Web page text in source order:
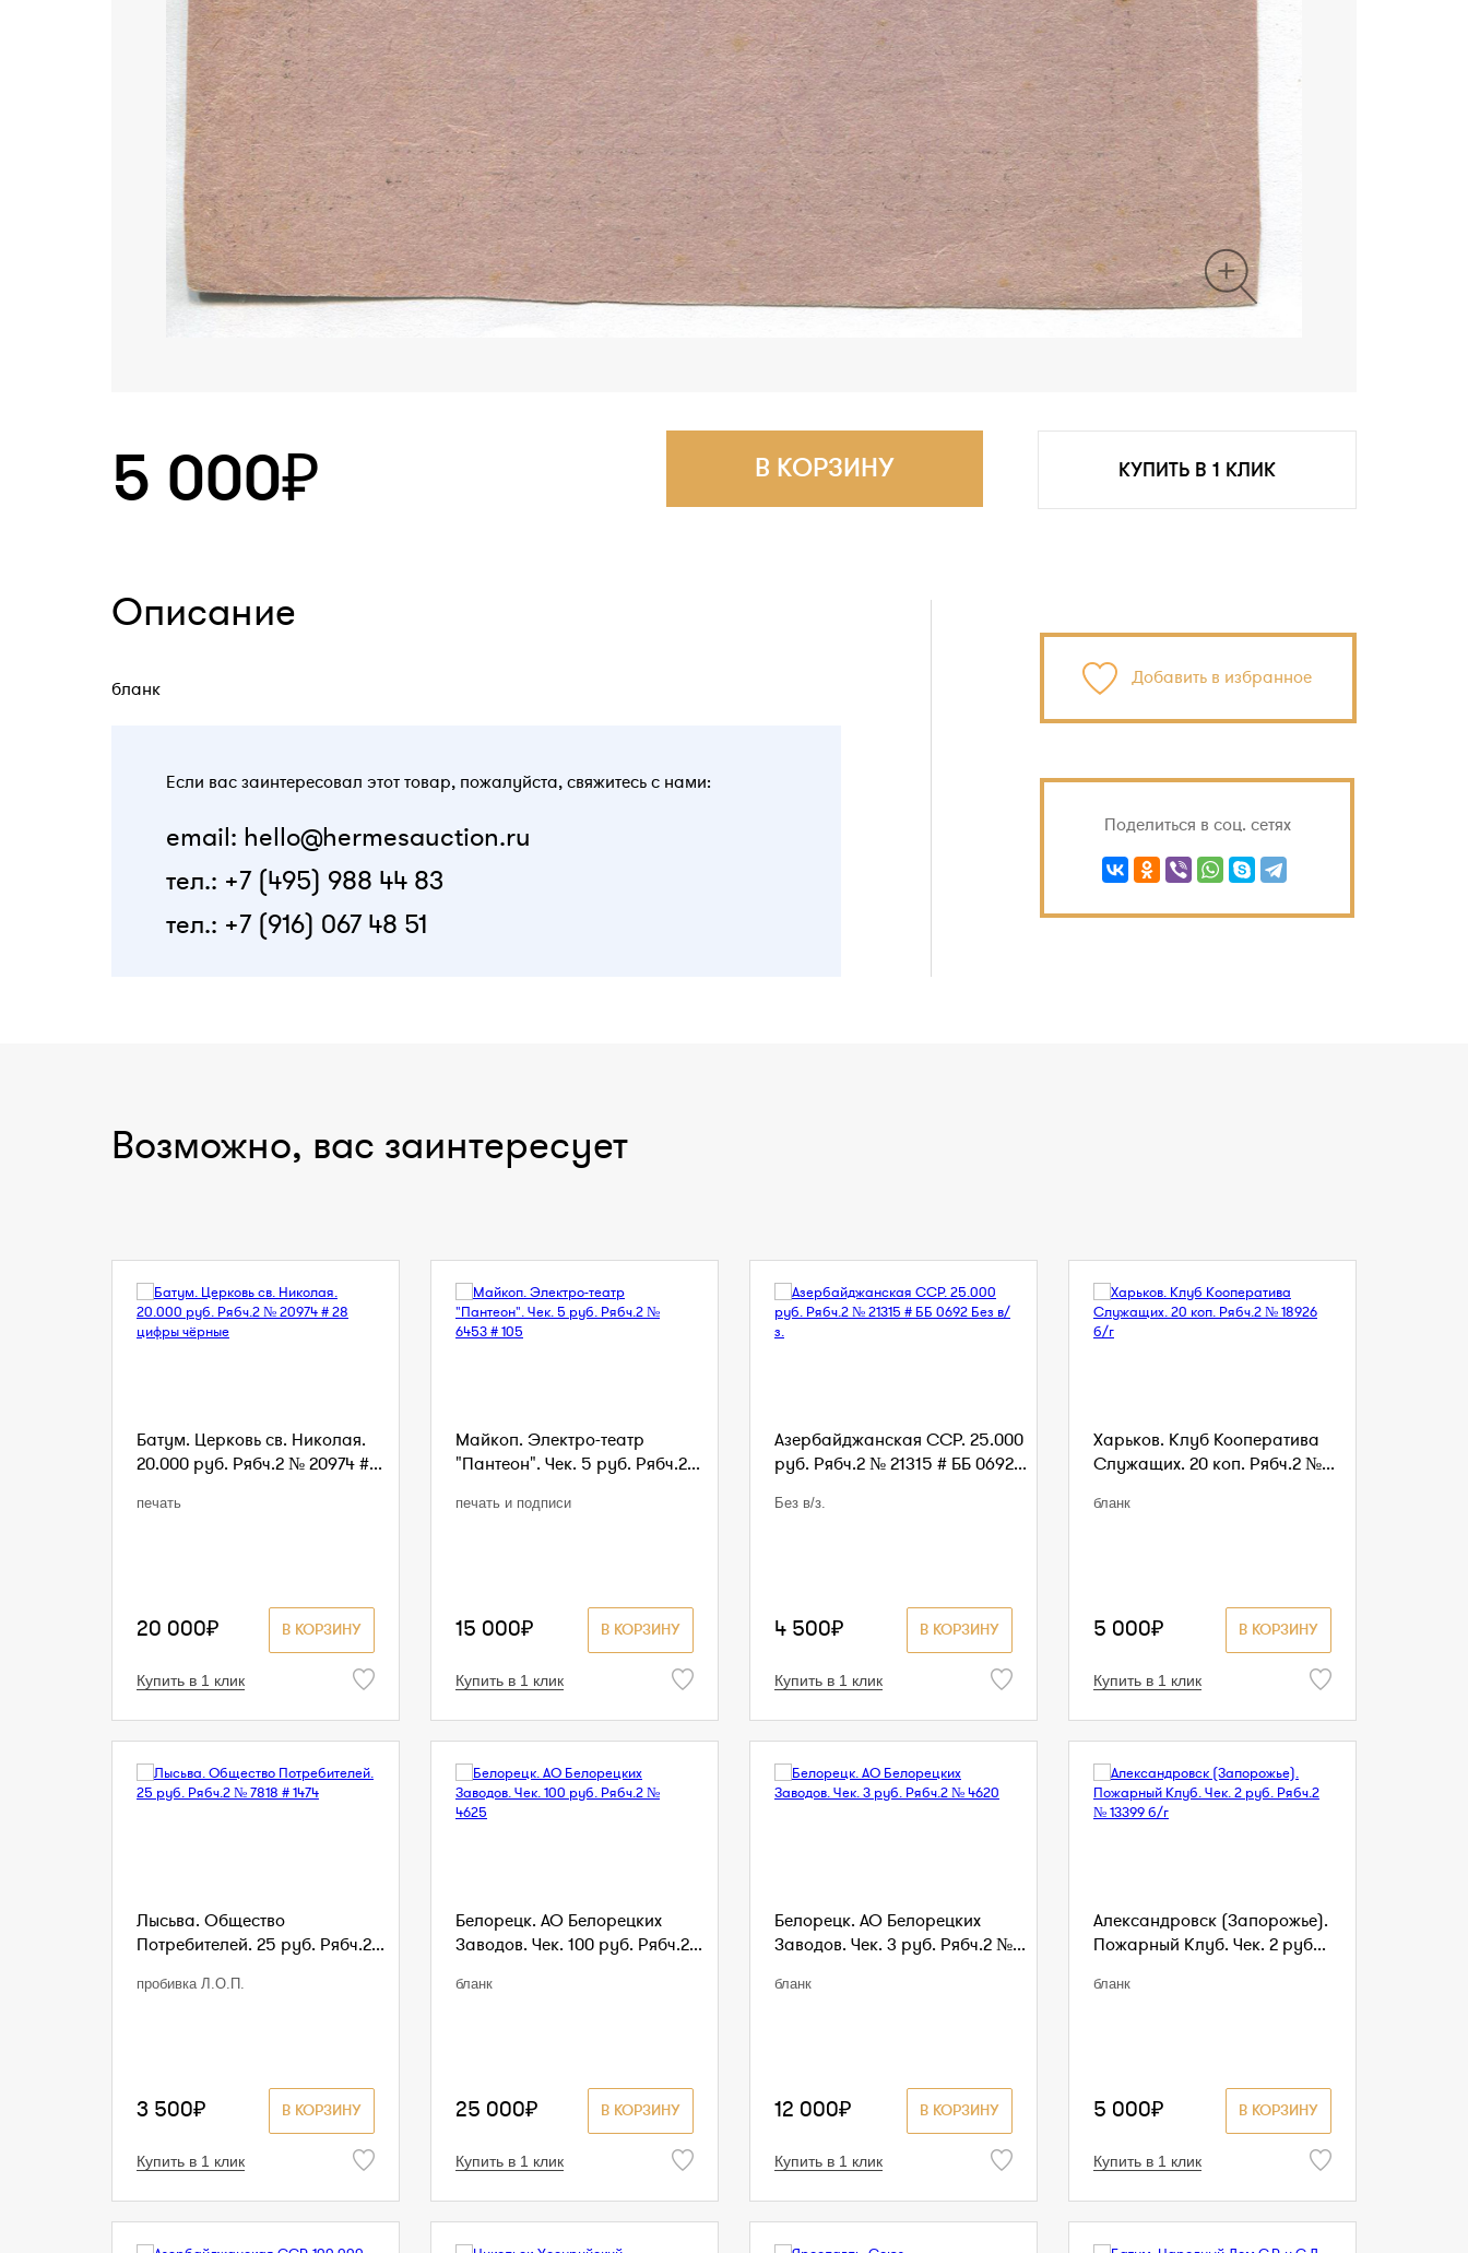
5 000₽ КУПИТЬ В 1 КЛИК
В КОРЗИНУ
Описание
бланк
Если вас заинтересовал этот товар, пожалуйста, свяжитесь с нами:
email: hello@hermesauction.ru
тел.: +7 (495) 988 44 83
тел.: +7 (916) 067 48 51
Добавить в избранное
Поделиться в соц. сетях
Возможно, вас заинтересует
Батум. Церковь св. Николая.
20.000 руб. Рябч.2 № 20974 #...
печать
В КОРЗИНУ
20 000₽
Купить в 1 клик
Майкоп. Электро-театр
"Пантеон". Чек. 5 руб. Рябч.2...
печать и подписи
В КОРЗИНУ
15 000₽
Купить в 1 клик
Азербайджанская ССР. 25.000
руб. Рябч.2 № 21315 # ББ 0692...
Без в/з.
В КОРЗИНУ
4 500₽
Купить в 1 клик
Харьков. Клуб Кооператива
Служащих. 20 коп. Рябч.2 №...
бланк
В КОРЗИНУ
5 000₽
Купить в 1 клик
Лысьва. Общество
Потребителей. 25 руб. Рябч.2...
пробивка Л.О.П.
В КОРЗИНУ
3 500₽
Купить в 1 клик
Белорецк. АО Белорецких
Заводов. Чек. 100 руб. Рябч.2...
бланк
В КОРЗИНУ
25 000₽
Купить в 1 клик
Белорецк. АО Белорецких
Заводов. Чек. 3 руб. Рябч.2 №...
бланк
В КОРЗИНУ
12 000₽
Купить в 1 клик
Александровск (Запорожье).
Пожарный Клуб. Чек. 2 руб...
бланк
В КОРЗИНУ
5 000₽
Купить в 1 клик